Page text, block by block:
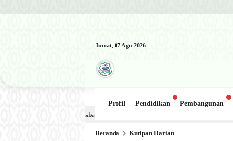
Jumat, 07 Agu 2026
Profil Pendidikan Pembangunan
Kajian Kitab: Ustadz Al Munawwir, Lc حفظه الله – Jumat, 31 Juli 2026 (Ba’da Maghrib) Masjid Al-Hakim Nanggalo Lapai
Beranda Kutipan Harian